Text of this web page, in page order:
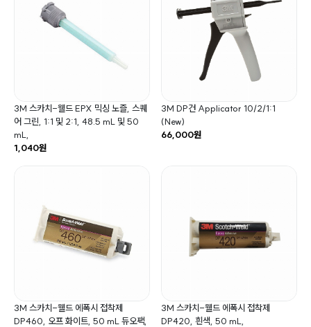
3M 스카치-웰드 EPX 믹싱 노즐, 스퀘
어 그린, 1:1 및 2:1, 48.5 mL 및 50
mL,
1,040원
3M DP건 Applicator 10/2/1:1
(New)
66,000원
3M 스카치-웰드 에폭시 접착제
DP460, 오프 화이트, 50 mL 듀오팩,
3M 스카치-웰드 에폭시 접착제
DP420, 흰색, 50 mL,